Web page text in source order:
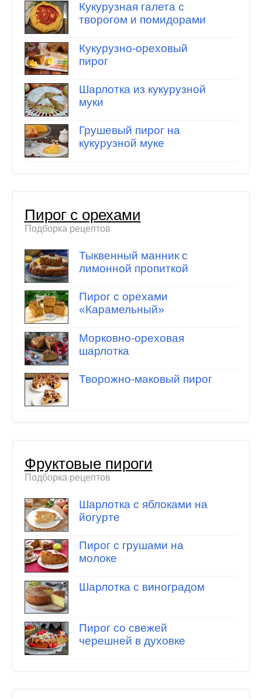
Кукурузная галета с
творогом и помидорами
Кукурузно-ореховый
пирог
Шарлотка из кукурузной
муки
Грушевый пирог на
кукурузной муке
Пирог с орехами
Подборка рецептов
Тыквенный манник с
лимонной пропиткой
Пирог с орехами
«Карамельный»
Морковно-ореховая
шарлотка
Творожно-маковый пирог
Фруктовые пироги
Подборка рецептов
Шарлотка с яблоками на
йогурте
Пирог с грушами на
молоке
Шарлотка с виноградом
Пирог со свежей
черешней в духовке